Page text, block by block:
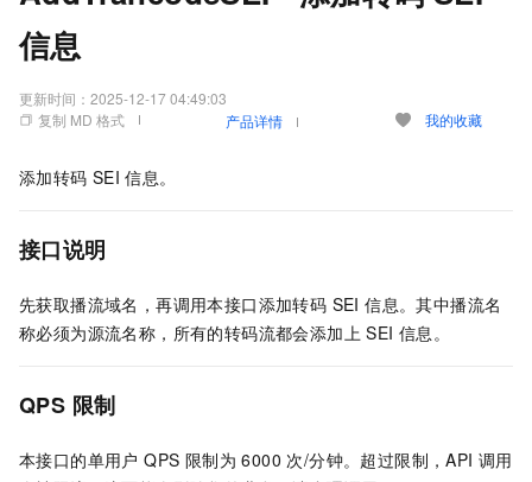
信息
更新时间： 2025-12-17 04:49:03
复制 MD 格式
产品详情 我的收藏
添加转码 SEI 信息。
接口说明
先获取播流域名，再调用本接口添加转码 SEI 信息。其中播流名
称必须为源流名称，所有的转码流都会添加上 SEI 信息。
QPS 限制
本接口的单用户 QPS 限制为 6000 次/分钟。超过限制，API 调用